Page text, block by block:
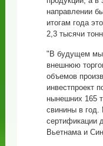
направлении
итогам года
2,3 тысячи тонн.
"В будущем мы
внешнюю
объемов
инвестпроект
нынешних 165
свинины в
сертификации
Вьетнама и